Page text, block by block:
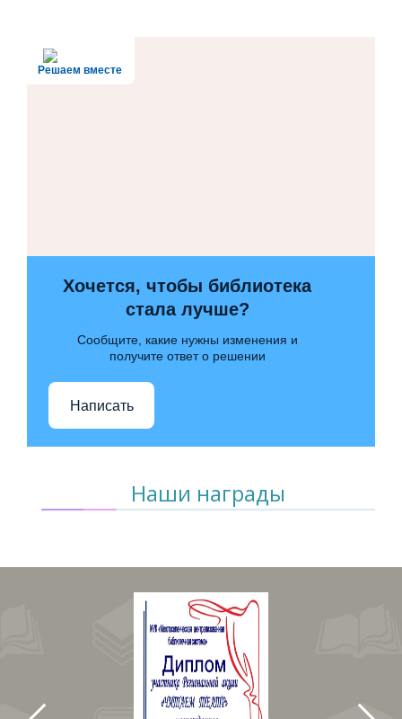
Решаем вместе
Хочется, чтобы библиотека
стала лучше?
Сообщите, какие нужны изменения и
получите ответ о решении
Написать
Наши награды